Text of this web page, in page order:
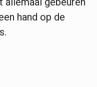
hand op de